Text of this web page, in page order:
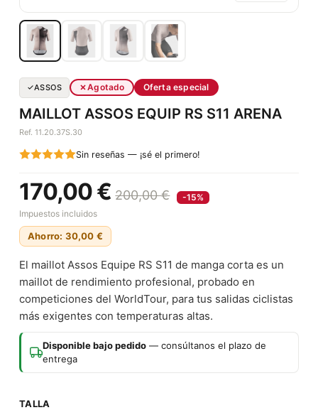
ASSOS Agotado Oferta especial
MAILLOT ASSOS EQUIP RS S11 ARENA
Ref. 11.20.37S.30
Sin reseñas — ¡sé el primero!
170,00 € 200,00 €
-15%
Impuestos incluidos
Ahorro: 30,00 €
El maillot Assos Equipe RS S11 de manga corta es un
maillot de rendimiento profesional, probado en
competiciones del WorldTour, para tus salidas ciclistas
más exigentes con temperaturas altas.
Disponible bajo pedido — consúltanos el plazo de
entrega
TALLA